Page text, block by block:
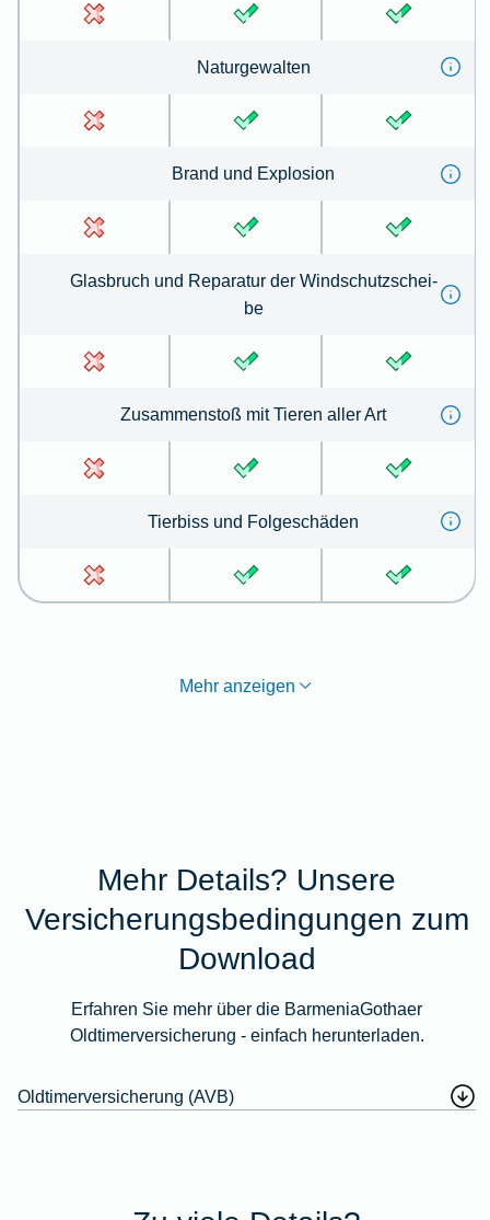
Na­tur­ge­walten
Brand und Ex­plo­sion
Glas­bruch und Re­pa­ra­tur der Wind­schutz­schei­
be
Zu­sammen­stoß mit Tie­ren aller Art
Tier­biss und Folge­schä­den
Mehr anzeigen
Mehr Details? Unsere
Versicherungsbedingungen zum
Download
Erfahren Sie mehr über die BarmeniaGothaer
Oldtimerversicherung - einfach herunterladen.
Oldtimerversicherung (AVB)